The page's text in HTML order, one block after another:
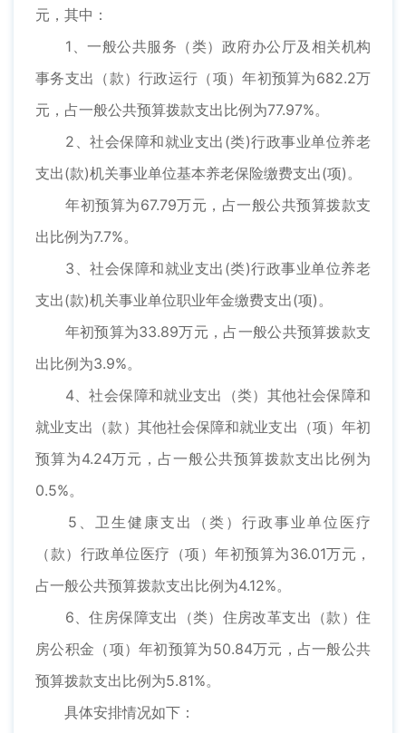
元，其中：
1、一般公共服务（类）政府办公厅及相关机构
事务支出（款）行政运行（项）年初预算为682.2万
元，占一般公共预算拨款支出比例为77.97%。
2、社会保障和就业支出(类)行政事业单位养老
支出(款)机关事业单位基本养老保险缴费支出(项)。
年初预算为67.79万元，占一般公共预算拨款支
出比例为7.7%。
3、社会保障和就业支出(类)行政事业单位养老
支出(款)机关事业单位职业年金缴费支出(项)。
年初预算为33.89万元，占一般公共预算拨款支
出比例为3.9%。
4、社会保障和就业支出（类）其他社会保障和
就业支出（款）其他社会保障和就业支出（项）年初
预算为4.24万元，占一般公共预算拨款支出比例为
0.5%。
5、卫生健康支出（类）行政事业单位医疗
（款）行政单位医疗（项）年初预算为36.01万元，
占一般公共预算拨款支出比例为4.12%。
6、住房保障支出（类）住房改革支出（款）住
房公积金（项）年初预算为50.84万元，占一般公共
预算拨款支出比例为5.81%。
具体安排情况如下：